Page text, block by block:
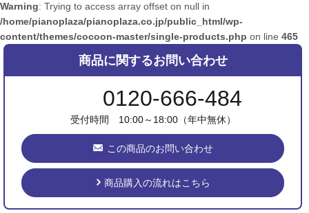
Warning: Trying to access array offset on null in
/home/pianoplaza/pianoplaza.co.jp/public_html/wp-
content/themes/cocoon-master/single-products.php on line 465
商品に関するお問い合わせ
0120-666-484
受付時間 10:00～18:00（年中無休）
この商品のお問い合わせ
商品購入の流れはこちら